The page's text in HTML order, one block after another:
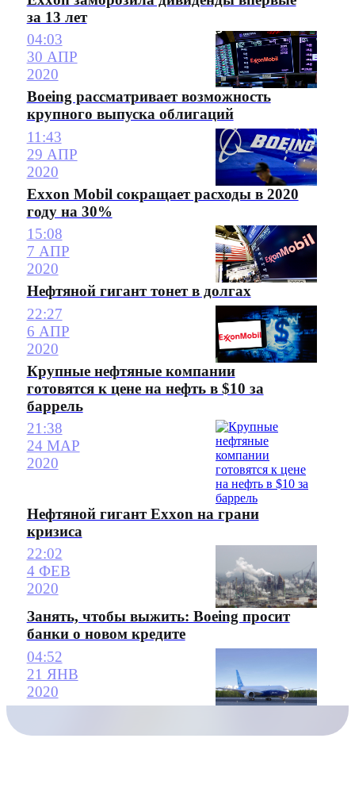
за 13 лет
04:03
30 АПР
2020
Boeing рассматривает возможность
крупного выпуска облигаций
11:43
29 АПР
2020
Exxon Mobil сокращает расходы в 2020
году на 30%
15:08
7 АПР
2020
Нефтяной гигант тонет в долгах
22:27
6 АПР
2020
Крупные нефтяные компании
готовятся к цене на нефть в $10 за
баррель
21:38
24 МАР
2020
Нефтяной гигант Exxon на грани
кризиса
22:02
4 ФЕВ
2020
Занять, чтобы выжить: Boeing просит
банки о новом кредите
04:52
21 ЯНВ
2020